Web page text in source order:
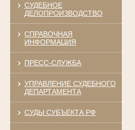
СУДЕБНОЕ
ДЕЛОПРОИЗВОДСТВО
СПРАВОЧНАЯ
ИНФОРМАЦИЯ
ПРЕСС-СЛУЖБА
УПРАВЛЕНИЕ СУДЕБНОГО
ДЕПАРТАМЕНТА
СУДЫ СУБЪЕКТА РФ